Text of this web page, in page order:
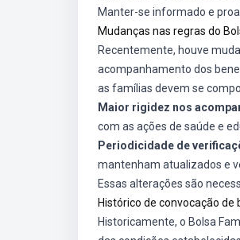
Manter-se informado e
Mudanças nas regras do
Recentemente, houve
acompanhamento dos
as famílias devem se
Maior rigidez nos
com as ações de saúde e
Periodicidade de
mantenham atualizados e
Essas alterações são
Histórico de convocação de
Historicamente, o Bolsa